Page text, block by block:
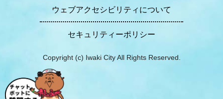
ウェブアクセシビリティについて
セキュリティーポリシー
Copyright (c) Iwaki City All Rights Reserved.